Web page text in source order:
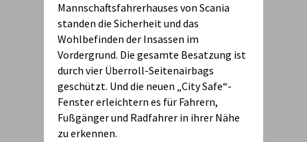
Mannschaftsfahrerhauses von Scania
standen die Sicherheit und das
Wohlbefinden der Insassen im
Vordergrund. Die gesamte Besatzung ist
durch vier Überroll-Seitenairbags
geschützt. Und die neuen „City Safe“-
Fenster erleichtern es für Fahrern,
Fußgänger und Radfahrer in ihrer Nähe
zu erkennen.